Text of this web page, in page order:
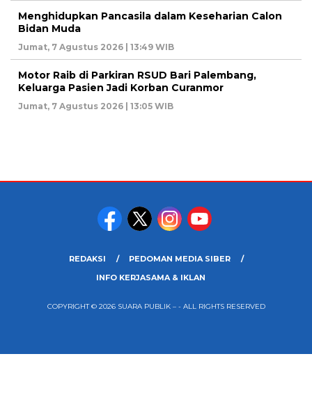
Menghidupkan Pancasila dalam Keseharian Calon
Bidan Muda
Jumat, 7 Agustus 2026 | 13:49 WIB
Motor Raib di Parkiran RSUD Bari Palembang,
Keluarga Pasien Jadi Korban Curanmor
Jumat, 7 Agustus 2026 | 13:05 WIB
REDAKSI
PEDOMAN MEDIA SIBER
INFO KERJASAMA & IKLAN
COPYRIGHT © 2026 SUARA PUBLIK – - ALL RIGHTS RESERVED